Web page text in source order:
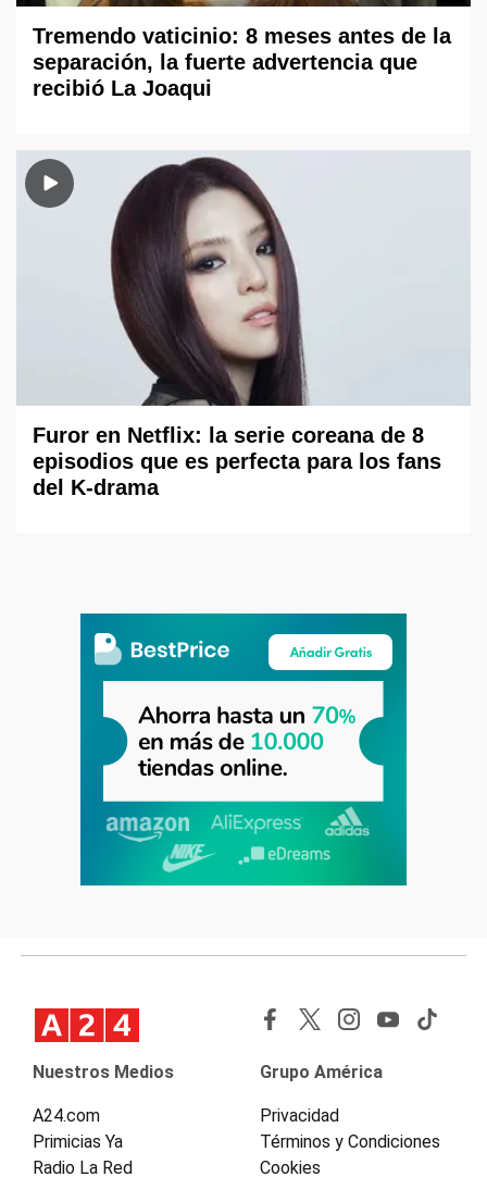
Tremendo vaticinio: 8 meses antes de la
separación, la fuerte advertencia que
recibió La Joaqui
Furor en Netflix: la serie coreana de 8
episodios que es perfecta para los fans
del K-drama
Nuestros Medios
A24.com
Primicias Ya
Radio La Red
Grupo América
Privacidad
Términos y Condiciones
Cookies